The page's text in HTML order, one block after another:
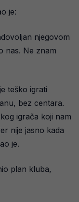
je:
njegovom
nas. Ne znam
teško igrati
bez centara.
igrača koji nam
nije jasno kada
je.
plan kluba,